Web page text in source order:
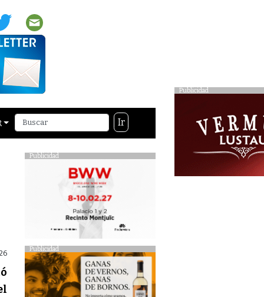
Publicidad
Ir
Publicidad
Publicidad